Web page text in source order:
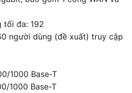
tối đa: 192
người dùng (đề xuất) truy cập
1000 Base-T
1000 Base-T